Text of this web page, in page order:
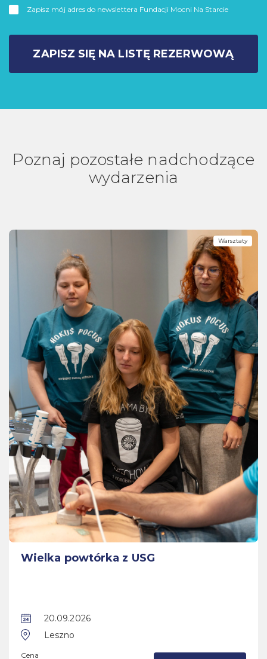
Zapisz mój adres do newslettera Fundacji Mocni Na Starcie
ZAPISZ SIĘ NA LISTĘ REZERWOWĄ
Poznaj pozostałe nadchodzące
wydarzenia
Warsztaty
Wielka powtórka z USG
20.09.2026
Leszno
Cena